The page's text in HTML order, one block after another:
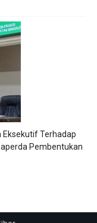
Eksekutif Terhadap
Pembentukan